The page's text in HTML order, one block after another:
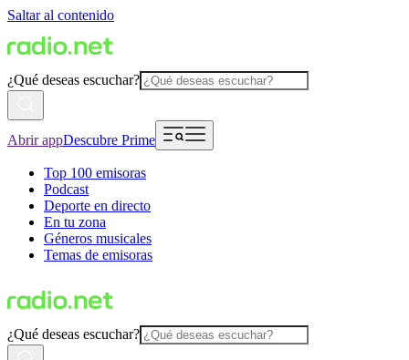
Saltar al contenido
¿Qué deseas escuchar?
Abrir appDescubre Prime
Top 100 emisoras
Podcast
Deporte en directo
En tu zona
Géneros musicales
Temas de emisoras
¿Qué deseas escuchar?